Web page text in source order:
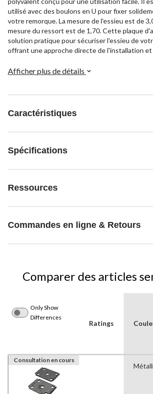
utilisé avec des boulons en U pour fixer
votre remorque. La mesure de l'essieu est de
mesure du ressort est de 1,70. Cette plaque
solution pratique pour sécuriser l'essieu de
offrant une approche directe de l'installation
Afficher plus de détails
Caractéristiques
Spécifications
Ressources
Commandes en ligne & Retours
Comparer des articles
Only Show
Differences
Ratings
Consultation en cours